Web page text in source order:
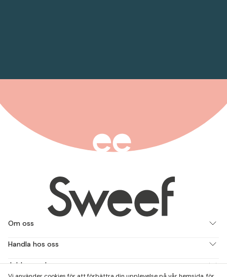
Om oss
Handla hos oss
Jobba med oss